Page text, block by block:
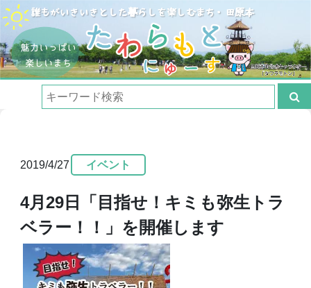
2019/4/27 イベント
4月29日「目指せ！キミも弥生トラ
ベラー！！」を開催します